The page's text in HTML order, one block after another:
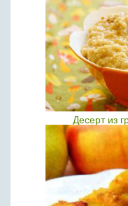
Десерт из